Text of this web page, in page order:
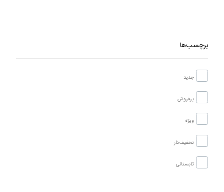
برچسب‌ها
جدید
پرفروش
ویژه
تخفیف‌دار
تابستانی